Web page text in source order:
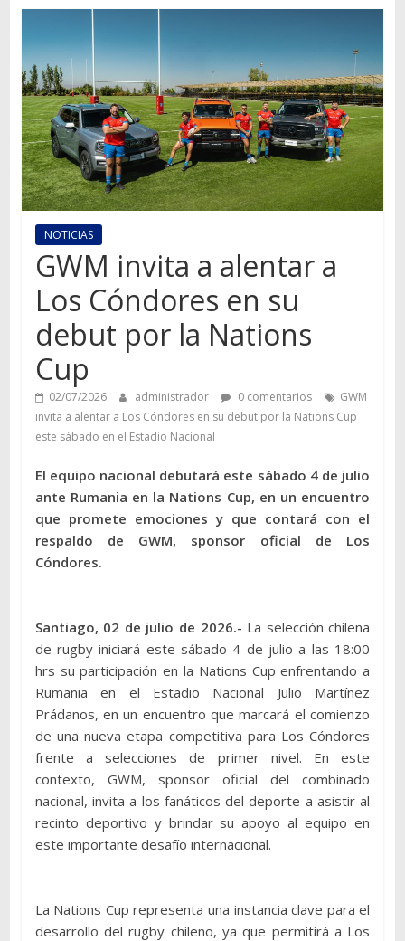
camiones,
motos,
información
del
mundo
del
transporte
NOTICIAS
GWM invita a alentar a
Los Cóndores en su
debut por la Nations
Cup
02/07/2026 administrador 0 comentarios
GWM
invita a alentar a Los Cóndores en su debut por la Nations Cup
este sábado en el Estadio Nacional
El equipo nacional debutará este sábado 4 de julio
ante Rumania en la Nations Cup, en un encuentro
que promete emociones y que contará con el
respaldo de GWM, sponsor oficial de Los
Cóndores.
Santiago, 02 de julio de 2026.- La selección chilena
de rugby iniciará este sábado 4 de julio a las 18:00
hrs su participación en la Nations Cup enfrentando a
Rumania en el Estadio Nacional Julio Martínez
Prádanos, en un encuentro que marcará el comienzo
de una nueva etapa competitiva para Los Cóndores
frente a selecciones de primer nivel. En este
contexto, GWM, sponsor oficial del combinado
nacional, invita a los fanáticos del deporte a asistir al
recinto deportivo y brindar su apoyo al equipo en
este importante desafío internacional.
La Nations Cup representa una instancia clave para el
desarrollo del rugby chileno, ya que permitirá a Los